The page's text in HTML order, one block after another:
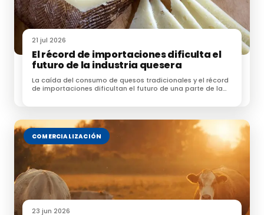
Santiago Barrero.
Una ganadería consangre Torrestrella, una de las
casas ganaderas más importantes del campo bravo
español, un lugar dondeAntonio San Románacudió
hembras de donFrancisco Chica
, procedentes de
Veragua e Ibarra, y así mismo hembras de donCarlos
Núñez. Actualmente tiene sangre de Curro Chica,
Carlos Núñez y “Jandilla”, teniendo un 3% de sangre de
Veragua.
21 jul 2026
El récord de importaciones dificulta el
futuro de la industria quesera
La caída del consumo de quesos tradicionales y el récord
de importaciones dificultan el futuro de una parte de la
COMERCIALIZACIÓN
23 jun 2026